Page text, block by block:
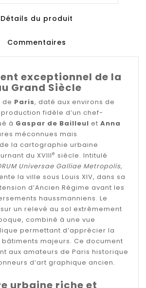
Détails du produit
Commentaires
exceptionnel de la
Grand Siècle
de Paris, daté aux environs de
fidèle d’un chef-
à Gaspar de Bailleul et Anna
méconnues mais
la cartographie urbaine
du XVIIIe siècle. Intitulé
Universae Galliae Metropolis,
la ville sous Louis XIV, dans sa
d’Ancien Régime avant les
haussmanniens. Le
un relevé au sol extrêmement
combiné à une vue
permettant d’apprécier la
majeurs. Ce document
aux amateurs de Paris historique
d’art graphique ancien.
urbaine riche et